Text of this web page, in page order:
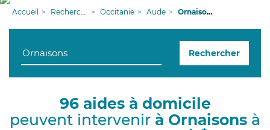
n
g
i
Accueil Recherche aide à domicile Occitanie Aude Ornaisons
Rechercher
96 aides à domicile
peuvent intervenir à Ornaisons à